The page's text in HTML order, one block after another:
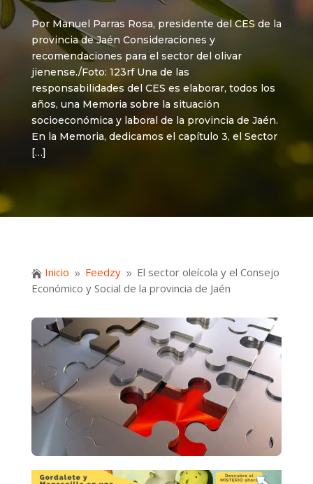
Por Manuel Parras Rosa, presidente del CES de la
provincia de Jaén Consideraciones y
recomendaciones para el sector del olivar
jienense./Foto: 123rf Una de las
responsabilidades del CES es elaborar, todos los
años, una Memoria sobre la situación
socioeconómica y laboral de la provincia de Jaén.
En la Memoria, dedicamos el capítulo 3, el Sector
[…]
 Inicio 9 Feedzy 9 El sector oleícola y el Consejo
Económico y Social de la provincia de Jaén